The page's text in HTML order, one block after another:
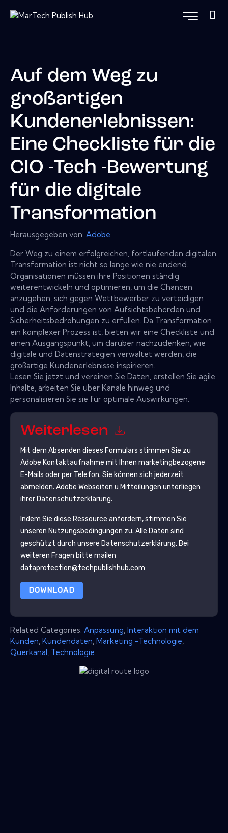
Auf dem Weg zu
großartigen
Kundenerlebnissen:
Eine Checkliste für die
CIO -Tech -Bewertung
für die digitale
Transformation
Herausgegeben von: Adobe
Der Weg zu einem erfolgreichen, fortlaufenden digitalen
Transformation ist nicht so lange wie nie endend.
Organisationen müssen ihre Positionen ständig
weiterentwickeln und optimieren, um die Chancen
anzugehen, sich gegen Wettbewerber zu verteidigen
und die Anforderungen von Aufsichtsbehörden und
Sicherheitsbedrohungen zu erfüllen. Da Transformation
ein komplexer Prozess ist, bieten wir eine Checkliste und
einen Ausgangspunkt, um darüber nachzudenken, wie
digitale und Datenstrategien verwaltet werden, die
großartige Kundenerlebnisse inspirieren.
Lesen Sie jetzt und vereinen Sie Daten, erstellen Sie agile
Inhalte, arbeiten Sie über Kanäle hinweg und
personalisieren Sie sie für optimale Auswirkungen.
Weiterlesen
Mit dem Absenden dieses Formulars stimmen Sie zu
Adobe Kontaktaufnahme mit Ihnen marketingbezogene
E-Mails oder per Telefon. Sie können sich jederzeit
abmelden. Adobe Webseiten u Mitteilungen unterliegen
ihrer Datenschutzerklärung.
Indem Sie diese Ressource anfordern, stimmen Sie
unseren Nutzungsbedingungen zu. Alle Daten sind
geschützt durch unsere Datenschutzerklärung. Bei
weiteren Fragen bitte mailen
dataprotection@techpublishhub.com
DOWNLOAD
Related Categories: Anpassung Interaktion mit dem
Kunden Kundendaten Marketing -Technologie
Querkanal Technologie